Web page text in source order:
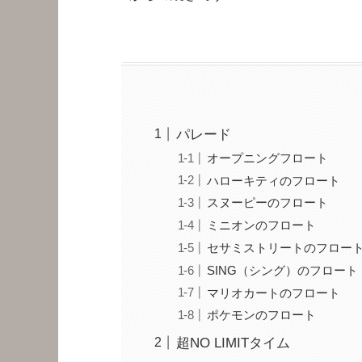
パレード
オープニングフロート
ハローキティのフロート
スヌーピーのフロート
ミニオンのフロート
セサミストリートのフロー
SING（シング）のフロート
マリオカートのフロート
ポケモンのフロート
超NO LIMITタイム